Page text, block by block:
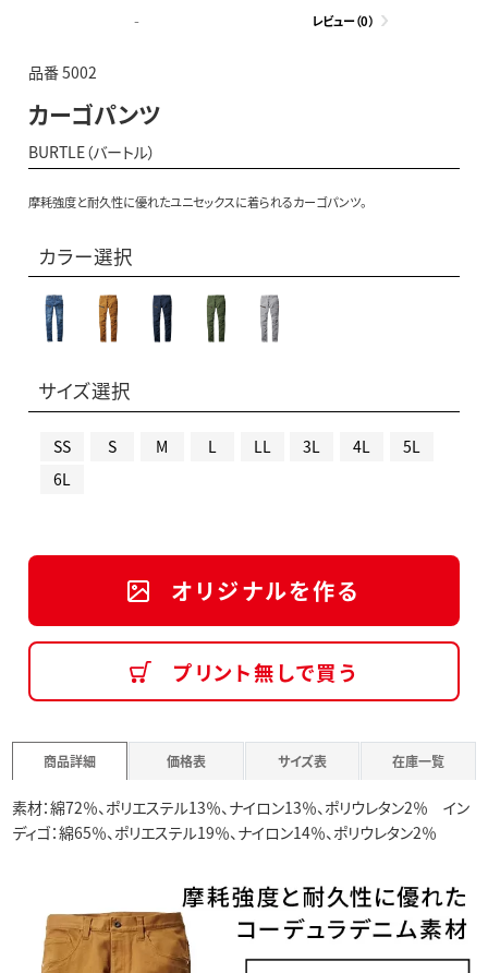
- レビュー（0）
品番 5002
カーゴパンツ
BURTLE（バートル）
摩耗強度と耐久性に優れたユニセックスに着られるカーゴパンツ。
カラー選択
サイズ選択
SS S M L LL 3L 4L
5L
6L
オリジナルを作る
プリント無しで買う
商品詳細 価格表 サイズ表 在庫一覧
素材：綿72％、ポリエステル13％、ナイロン13％、ポリウレタン2％ イン
ディゴ：綿65％、ポリエステル19％、ナイロン14％、ポリウレタン2％